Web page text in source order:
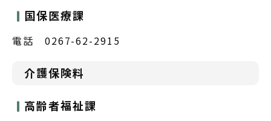
国保医療課
電話 0267-62-2915
介護保険料
高齢者福祉課